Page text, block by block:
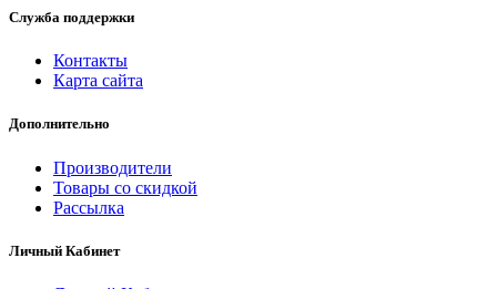
Служба поддержки
Контакты
Карта сайта
Дополнительно
Производители
Товары со скидкой
Рассылка
Личный Кабинет